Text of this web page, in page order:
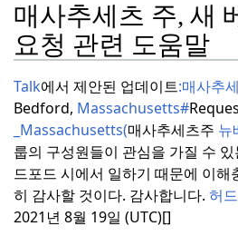
매사추세츠 주, 새
요청 관련 도움말
Talk에서 제안된 업데이트:매사추
Bedford, Massachusetts#
_Massachusetts(매사추세츠주 뉴
룹의 구성원들이 관심을 가질 수
드포드 시에서 일하기 때문에 이해
히 감사할 것이다. 감사합니다. 허
2021년 8월 19일 (UTC)[]